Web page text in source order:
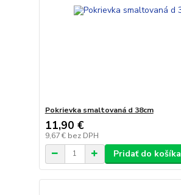
Pokrievka smaltovaná d 38cm
11,90 €
9,67 € bez DPH
Pridať do košíka